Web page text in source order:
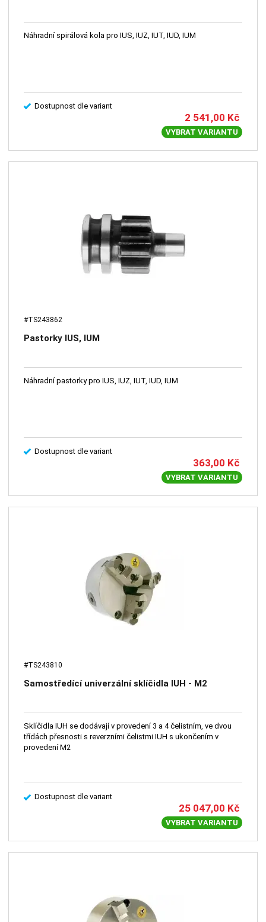
Náhradní spirálová kola pro IUS, IUZ, IUT, IUD, IUM
Dostupnost dle variant
2 541,00 Kč
VYBRAT VARIANTU
#TS243862
Pastorky IUS, IUM
Náhradní pastorky pro IUS, IUZ, IUT, IUD, IUM
Dostupnost dle variant
363,00 Kč
VYBRAT VARIANTU
#TS243810
Samostředící univerzální sklíčidla IUH - M2
Sklíčidla IUH se dodávají v provedení 3 a 4 čelistním, ve dvou
třídách přesnosti s reverzními čelistmi IUH s ukončením v
provedení M2
Dostupnost dle variant
25 047,00 Kč
VYBRAT VARIANTU